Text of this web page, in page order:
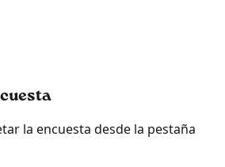
la encuesta desde la pestaña